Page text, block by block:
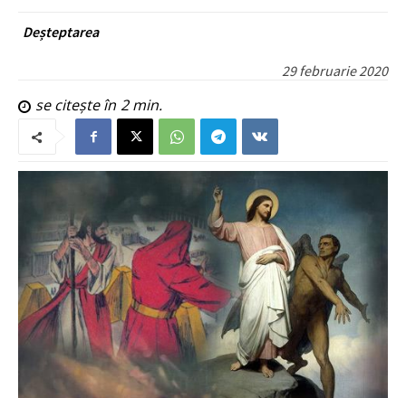
Deșteptarea
29 februarie 2020
se citește în 2min.